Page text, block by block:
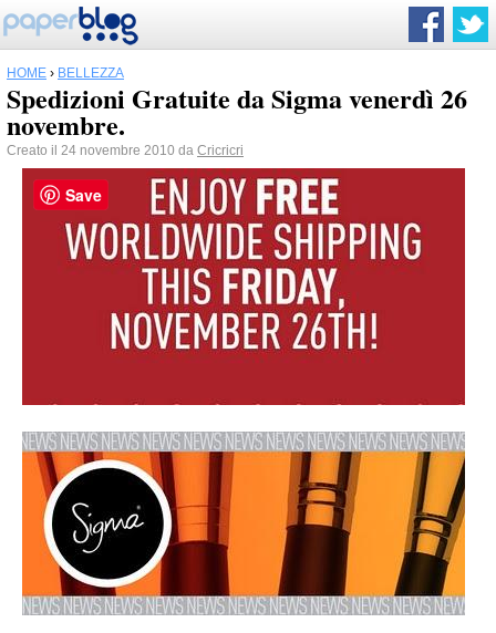
HOME › BELLEZZA
Spedizioni Gratuite da Sigma venerdì 26
novembre.
Creato il 24 novembre 2010 da Cricricri
Save